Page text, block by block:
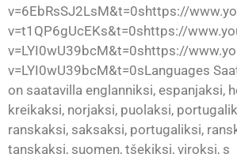
v=6EbRsSJ2LsM&t=0shttps://
v=t1QP6gUcEKs&t=0shttps://
v=LYI0wU39bcM&t=0shttps://
v=LYI0wU39bcM&t=0sLanguages
on saatavilla englanniksi, espanjaksi,
kreikaksi, norjaksi, puolaksi,
ranskaksi, saksaksi, portugaliksi,
tanskaksi, suomen, tšekiksi, viroksi, s